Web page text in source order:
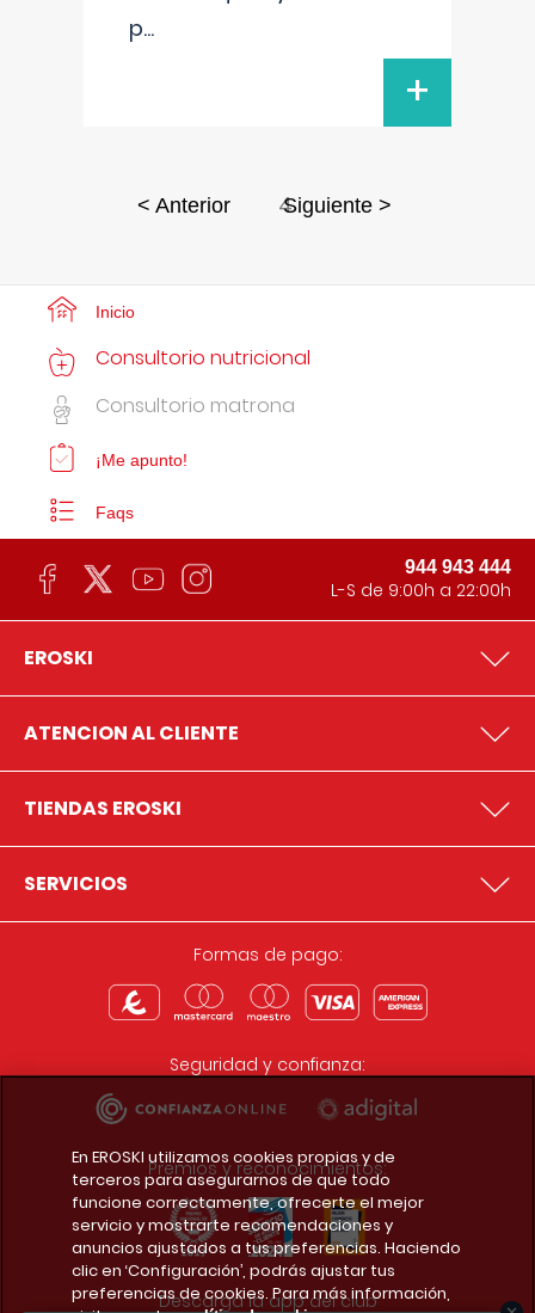
p...
+
< Anterior 4
Siguiente >
Inicio
Consultorio nutricional
Consultorio matrona
¡Me apunto!
Faqs
944 943 444
L-S de 9:00h a 22:00h
EROSKI
ATENCION AL CLIENTE
TIENDAS EROSKI
SERVICIOS
Formas de pago:
Seguridad y confianza:
Premios y reconocimientos:
Descarga la app del club
En EROSKI utilizamos cookies propias y de
terceros para asegurarnos de que todo
funcione correctamente, ofrecerte el mejor
servicio y mostrarte recomendaciones y
anuncios ajustados a tus preferencias. Haciendo
clic en ‘Configuración’, podrás ajustar tus
preferencias de cookies. Para más información,